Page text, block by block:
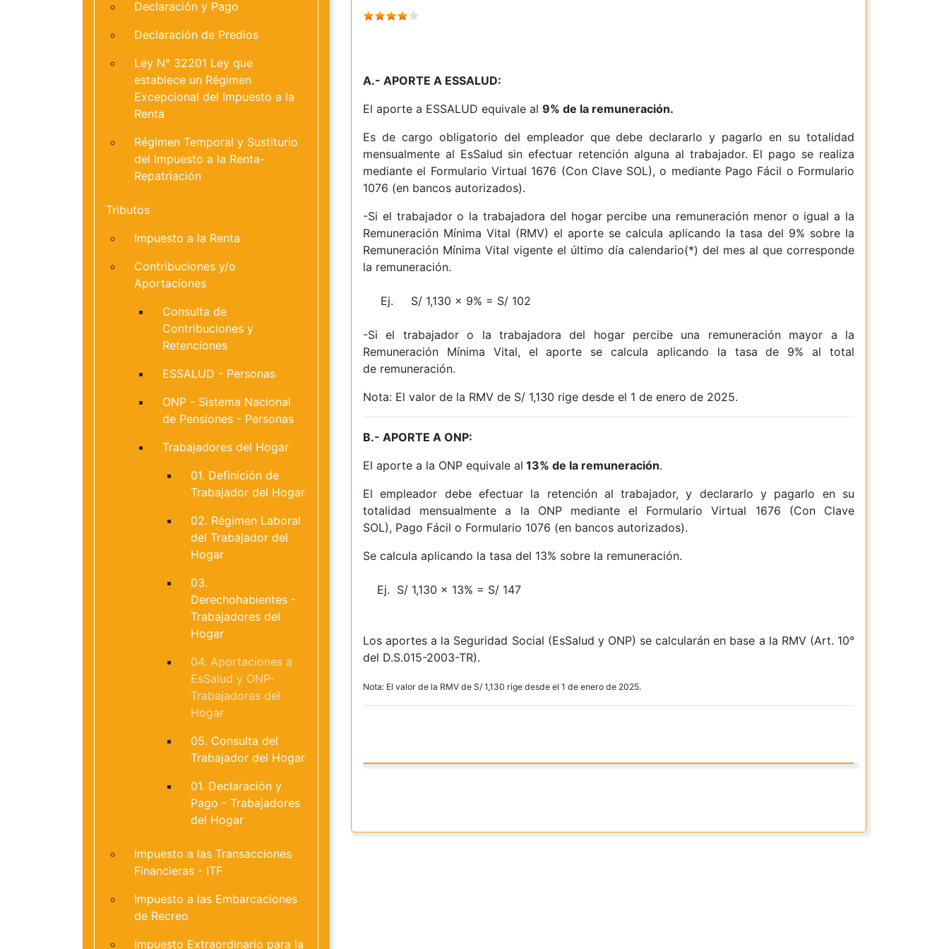
A.- APORTE A ESSALUD:
El aporte a ESSALUD equivale al 9% de la remuneración.
Es de cargo obligatorio del empleador que debe declararlo y pagarlo en su totalidad
mensualmente al EsSalud sin efectuar retención alguna al trabajador. El pago se realiza
mediante el Formulario Virtual 1676 (Con Clave SOL), o mediante Pago Fácil o Formulario
1076 (en bancos autorizados).
-Si el trabajador o la trabajadora del hogar percibe una remuneración menor o igual a la
Remuneración Mínima Vital (RMV) el aporte se calcula aplicando la tasa del 9% sobre la
Remuneración Mínima Vital vigente el último día calendario(*) del mes al que corresponde
la remuneración.
Ej. S/ 1,130 x 9% = S/ 102
-Si el trabajador o la trabajadora del hogar percibe una remuneración mayor a la
Remuneración Mínima Vital, el aporte se calcula aplicando la tasa de 9% al total
de remuneración.
Nota: El valor de la RMV de S/ 1,130 rige desde el 1 de enero de 2025.
B.- APORTE A ONP:
El aporte a la ONP equivale al 13% de la remuneración.
El empleador debe efectuar la retención al trabajador, y declararlo y pagarlo en su
totalidad mensualmente a la ONP mediante el Formulario Virtual 1676 (Con Clave
SOL), Pago Fácil o Formulario 1076 (en bancos autorizados).
Se calcula aplicando la tasa del 13% sobre la remuneración.
Ej. S/ 1,130 x 13% = S/ 147
Los aportes a la Seguridad Social (EsSalud y ONP) se calcularán en base a la RMV (Art. 10°
del D.S.015-2003-TR).
Nota: El valor de la RMV de S/ 1,130 rige desde el 1 de enero de 2025.
Declaración y Pago
Declaración de Predios
Ley N° 32201 Ley que
establece un Régimen
Excepcional del Impuesto a la
Renta
Régimen Temporal y Sustiturio
del Impuesto a la Renta-
Repatriación
Tributos
Impuesto a la Renta
Contribuciones y/o
Aportaciones
Consulta de
Contribuciones y
Retenciones
ESSALUD - Personas
ONP - Sistema Nacional
de Pensiones - Personas
Trabajadores del Hogar
01. Definición de
Trabajador del Hogar
02. Régimen Laboral
del Trabajador del
Hogar
03.
Derechohabientes -
Trabajadores del
Hogar
04. Aportaciones a
EsSalud y ONP-
Trabajadores del
Hogar
05. Consulta del
Trabajador del Hogar
01. Declaración y
Pago - Trabajadores
del Hogar
Impuesto a las Transacciones
Financieras - ITF
Impuesto a las Embarcaciones
de Recreo
Impuesto Extraordinario para la